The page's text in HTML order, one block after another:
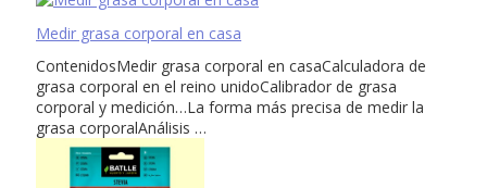
Medir grasa corporal en casa
ContenidosMedir grasa corporal en casaCalculadora de
grasa corporal en el reino unidoCalibrador de grasa
corporal y medición…La forma más precisa de medir la
grasa corporalAnálisis …